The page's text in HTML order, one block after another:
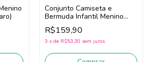
Conjunto Camiseta e
Bermuda Infantil Menino
Bimbi Ga811
(Marinho/Verde)
R$159,90
3 x de R$53,30 sem juros